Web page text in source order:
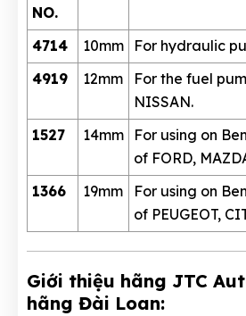
NO.
4714 10mm
For hydraulic
4919
12mm
For the fuel
NISSAN.
1527
14mm
For using on
of FORD,
1366
19mm
For using on
of PEUGEOT,
Giới thiệu hãng JTC
hãng Đài Loan: